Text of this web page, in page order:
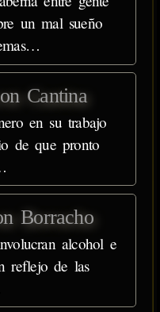
un mal sueño
Cantina
en su trabajo
de que pronto
Borracho
alcohol e
reflejo de las